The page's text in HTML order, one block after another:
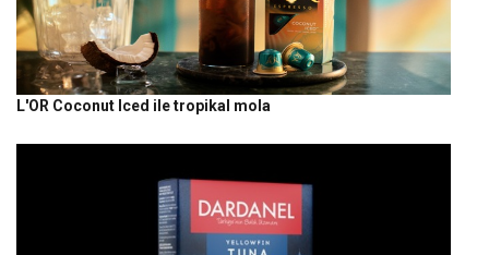
L'OR Coconut Iced ile tropikal mola